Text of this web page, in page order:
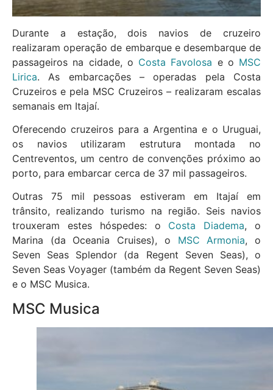
Durante a estação, dois navios de cruzeiro
realizaram operação de embarque e desembarque de
passageiros na cidade, o Costa Favolosa e o MSC
Lirica. As embarcações – operadas pela Costa
Cruzeiros e pela MSC Cruzeiros – realizaram escalas
semanais em Itajaí.
Oferecendo cruzeiros para a Argentina e o Uruguai,
os navios utilizaram estrutura montada no
Centreventos, um centro de convenções próximo ao
porto, para embarcar cerca de 37 mil passageiros.
Outras 75 mil pessoas estiveram em Itajaí em
trânsito, realizando turismo na região. Seis navios
trouxeram estes hóspedes: o Costa Diadema, o
Marina (da Oceania Cruises), o MSC Armonia, o
Seven Seas Splendor (da Regent Seven Seas), o
Seven Seas Voyager (também da Regent Seven Seas)
e o MSC Musica.
MSC Musica